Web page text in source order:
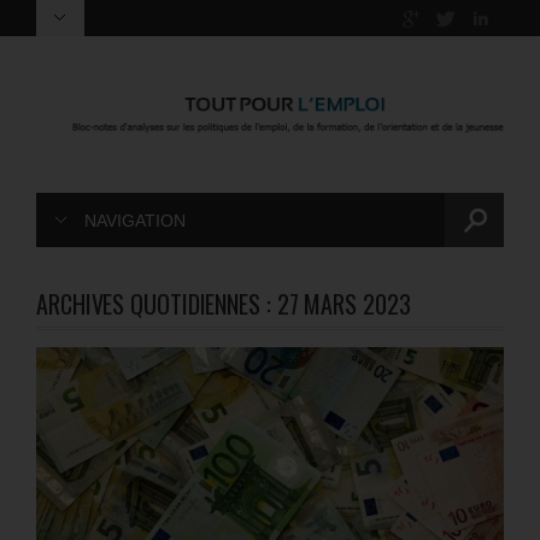
NAVIGATION
ARCHIVES QUOTIDIENNES : 27 MARS 2023